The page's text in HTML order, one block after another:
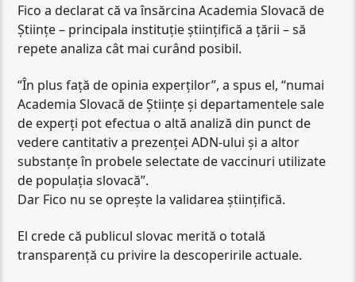
Fico a declarat că va însărcina Academia Slovacă de
Științe – principala instituție științifică a țării – să
repete analiza cât mai curând posibil.
“În plus față de opinia experților”, a spus el, “numai
Academia Slovacă de Științe și departamentele sale
de experți pot efectua o altă analiză din punct de
vedere cantitativ a prezenței ADN-ului și a altor
substanțe în probele selectate de vaccinuri utilizate
de populația slovacă”.
Dar Fico nu se oprește la validarea științifică.
El crede că publicul slovac merită o totală
transparență cu privire la descoperirile actuale.